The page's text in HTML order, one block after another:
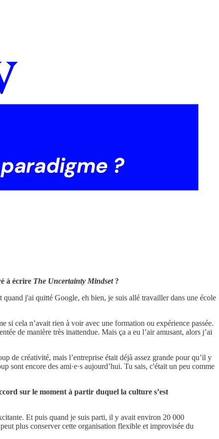
à écrire The Uncertainty Mindset?
j'ai quitté Google, eh bien, je suis allé travailler dans une école
si cela n’avait rien à voir avec une formation ou expérience passée.
de manière très inattendue. Mais ça a eu l’air amusant, alors j’ai
de créativité, mais l’entreprise était déjà assez grande pour qu’il y
sont encore des ami·e·s aujourd’hui. Tu sais, c'était un peu comme
sur le moment à partir duquel la culture s’est
Et puis quand je suis parti, il y avait environ 20 000
plus conserver cette organisation flexible et improvisée du